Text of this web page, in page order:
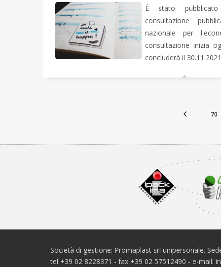
È stato
consultazione
nazionale per
consultazione inizia
concluderà il
70
Società di gestione: Promaplast srl unipersonale.
tel +39 02 8228371 - fax +39 02 57512490 - e-mail: